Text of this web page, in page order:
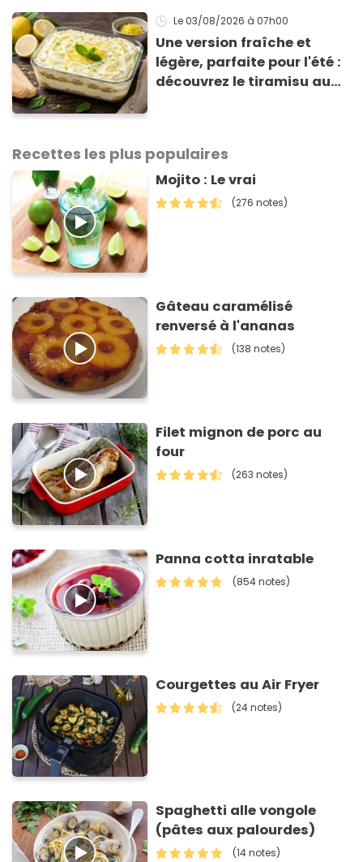
Le 03/08/2026 à 07h00
Une version fraîche et
légère, parfaite pour l'été :
découvrez le tiramisu au
Recettes les plus populaires
Mojito : Le vrai
(276 notes)
Gâteau caramélisé
renversé à l'ananas
(138 notes)
Filet mignon de porc au
four
(263 notes)
Panna cotta inratable
(854 notes)
Courgettes au Air Fryer
(24 notes)
Spaghetti alle vongole
(pâtes aux palourdes)
(14 notes)